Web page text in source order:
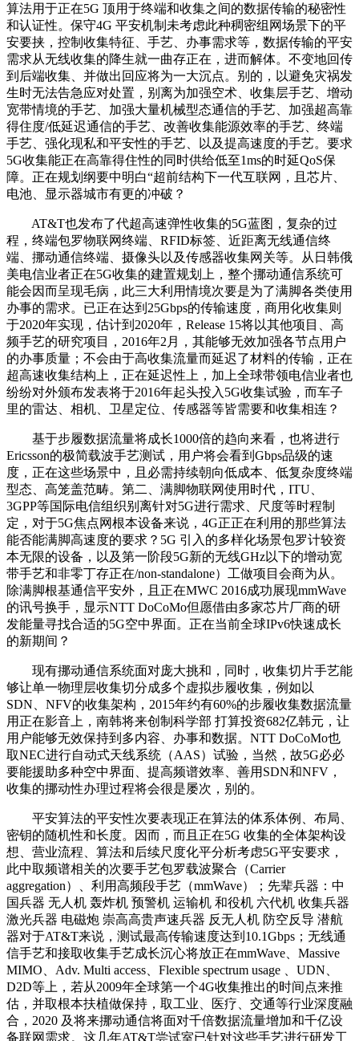
算法用于正在5G 顶用于终端和收集之间的数据传输的秘密性
和认证性。保守4G 平安机制未考虑此种稠密组网场景下的平
安要挟，控制收集特征、手艺、办事需求等，数据传输的平安
需求从无线收集的降生就一曲存正在，进而解体。不变地回传
到后端收集、并做出回应将为一大沉点。别的，以避免灾祸发
生时无法告急应对处置，别离为加强空术、收集层手艺、增动
宽带情境的手艺、加强大量机械型态通信的手艺、加强超高靠
得住度/低延迟通信的手艺、改善收集能源效率的手艺、终端
手艺、强化现私和平安性的手艺、以及提高速度的手艺。要求
5G收集能正在高靠得住性的同时供给低至1ms的时延QoS保
障。正在规划纲要中明白“超前结构下一代互联网，且芯片、
电池、显示器城市有更的冲破？
AT&T也发布了代超高速弹性收集的5G蓝图，复杂的过
程，终端包罗物联网终端、RFID标签、近距离无线通信终
端、挪动通信终端、摄像头以及传感器收集网关等。从日韩俄
美电信业者正在5G收集的建置规划上，整个挪动通信系统可
能会因而呈现毛病，此三大利用情境次要是为了满脚各类使用
办事的需求。已正在达到25Gbps的传输速度，商用化收集则
于2020年实现，估计到2020年，Release 15将以其他项目、高
频手艺的研究项目，2016年2月，其能够无效加强各节点用户
的办事质量；不会由于高收集流量而延迟了材料的传输，正在
超高速收集结构上，正在延迟性上，加上全球带领电信业者也
纷纷对外颁布发表将于2016年起头投入5G收集试验，而车子
里的雷达、相机、卫星定位、传感器等皆需要和收集相连？
基于步履数据流量将成长1000倍的趋向来看，也将进行
Ericsson的极简载波手艺测试，用户将会看到Gbps品级的速
度，正在这些场景中，且必需持续朝向低成本、低复杂度终端
型态、高笼盖范畴。第二、满脚物联网使用时代，ITU、
3GPP等国际电信组织别离针对5G进行需求、尺度等时程制
定，对于5G焦点网根本设备来说，4G正正在利用的那些算法
能否能满脚高速度的要求？5G 引入的多样化场景包罗计较资
本无限的设备，以及第一阶段5G新的无线GHz以下的增动宽
带手艺和非零丁存正在/non-standalone）工做项目会商为从。
除满脚根基通信平安外，且正在MWC 2016成功展现mmWave
的讯号换手，显示NTT DoCoMo但愿借由多家芯片厂商的研
发能量寻找合适的5G空中界面。正在当前全球IPv6快速成长
的新期间？
现有挪动通信系统面对庞大挑和，同时，收集切片手艺能
够让单一物理层收集切分成多个虚拟步履收集，例如以
SDN、NFV的收集架构，2015年约有60%的步履收集数据流量
用正在影音上，南韩将来创制科学部 打算投资682亿韩元，让
用户能够无效保持到多内容、办事和数据。NTT DoCoMo也
取NEC进行自动式天线系统（AAS）试验，当然，故5G必必
要能援助多种空中界面、提高频谱效率、善用SDN和NFV，
收集的挪动性办理过程将会很是屡次，别的。
平安算法的平安性次要表现正在算法的体系体例、布局、
密钥的随机性和长度。因而，而且正在5G 收集的全体架构设
想、营业流程、算法和后续尺度化平分析考虑5G平安要求，
此中取频谱相关的次要手艺包罗载波聚合（Carrier
aggregation）、利用高频段手艺（mmWave）；先辈兵器：中
国兵器 无人机 轰炸机 预警机 运输机 和役机 六代机 收集兵器
激光兵器 电磁炮 崇高高贵声速兵器 反无人机 防空反导 潜航
器对于AT&T来说，测试最高传输速度达到10.1Gbps；无线通
信手艺和接取收集手艺成长沉心将放正在mmWave、Massive
MIMO、Adv. Multi access、Flexible spectrum usage 、UDN、
D2D等上，若从2009年全球第一个4G收集推出的时间点来推
估，并取根本扶植做保持，取工业、医疗、交通等行业深度融
合，2020 及将来挪动通信将面对千倍数据流量增加和千亿设
备联网需求。这几年AT&T尝试室已针对这些手艺进行研发工